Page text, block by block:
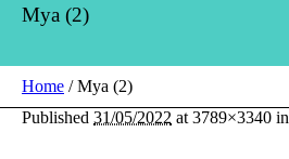
Mya (2)
Home /Mya (2)
Published 31/05/2022 at 3789×3340 in